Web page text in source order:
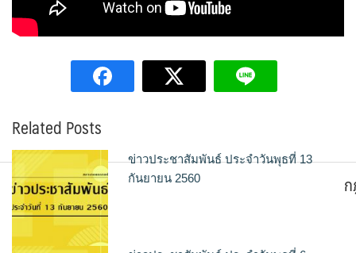
Related Posts
ข่าวประชาสัมพันธ์ ประจำวันพุธที่ 13
กันยายน 2560